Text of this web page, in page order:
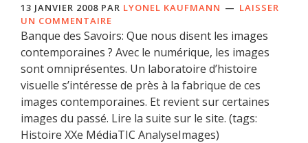
13 JANVIER 2008 PAR LYONEL KAUFMANN
LAISSER
UN COMMENTAIRE
Banque des Savoirs: Que nous disent les images
contemporaines ? Avec le numérique, les images
sont omniprésentes. Un laboratoire d’histoire
visuelle s’intéresse de près à la fabrique de ces
images contemporaines. Et revient sur certaines
images du passé. Lire la suite sur le site. (tags:
Histoire XXe MédiaTIC AnalyseImages)